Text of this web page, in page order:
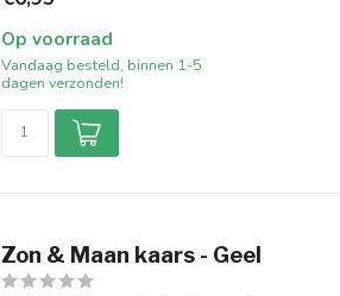
Op voorraad
Vandaag besteld, binnen 1-5
dagen verzonden!
Zon & Maan kaars - Geel